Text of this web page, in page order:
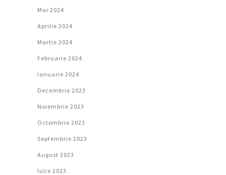
Mai 2024
Aprilie 2024
Martie 2024
Februarie 2024
Ianuarie 2024
Decembrie 2023
Noiembrie 2023
Octombrie 2023
Septembrie 2023
August 2023
Iulie 2023